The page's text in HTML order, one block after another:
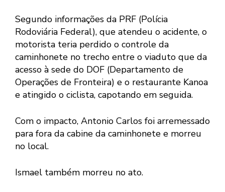
Segundo informações da PRF (Polícia
Rodoviária Federal), que atendeu o acidente, o
motorista teria perdido o controle da
caminhonete no trecho entre o viaduto que da
acesso à sede do DOF (Departamento de
Operações de Fronteira) e o restaurante Kanoa
e atingido o ciclista, capotando em seguida.
Com o impacto, Antonio Carlos foi arremessado
para fora da cabine da caminhonete e morreu
no local.
Ismael também morreu no ato.